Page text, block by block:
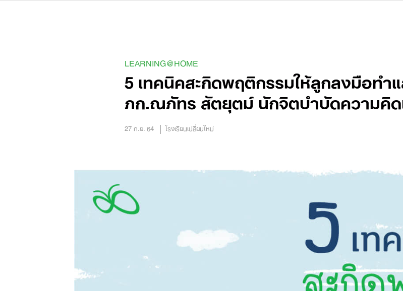
LEARNING@HOME
5 เทคนิคสะกิดพฤติกรรมให้ลูกลงมือทำแ
ภก.ณภัทร สัตยุตม์ นักจิตบำบัดความคิ
27 ก.ย. 64 โรงเรียนเปลี่ยนใหม่